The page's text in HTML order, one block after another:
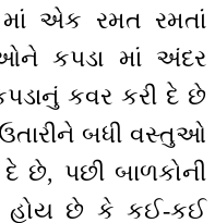
એક રમત રમતાં
કપડા માં અંદર
કવર કરી દે છે
બધી વસ્તુઓ
છે, પછી બાળકોની
હોય છે કે કઈ-કઈ